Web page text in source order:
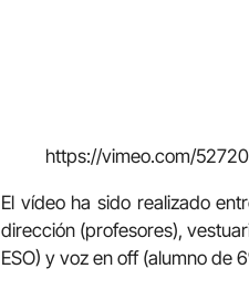
https://vimeo.com/
El vídeo ha sido realizado
dirección (profesores),
ESO) y voz en off (alumno de